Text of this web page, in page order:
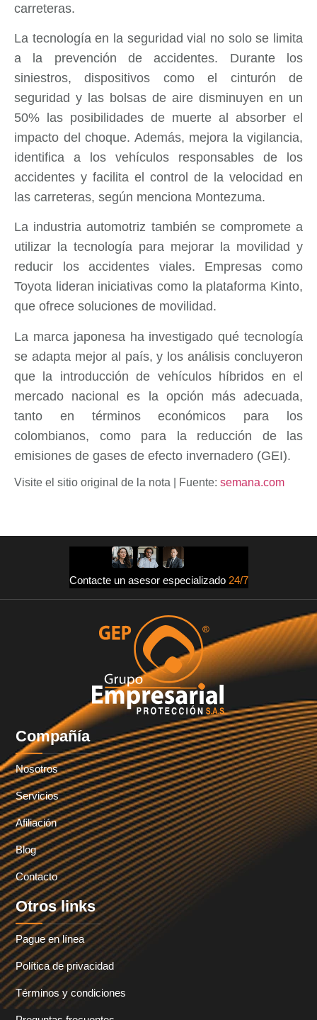
carreteras.
La tecnología en la seguridad vial no solo se limita
a la prevención de accidentes. Durante los
siniestros, dispositivos como el cinturón de
seguridad y las bolsas de aire disminuyen en un
50% las posibilidades de muerte al absorber el
impacto del choque. Además, mejora la vigilancia,
identifica a los vehículos responsables de los
accidentes y facilita el control de la velocidad en
las carreteras, según menciona Montezuma.
La industria automotriz también se compromete a
utilizar la tecnología para mejorar la movilidad y
reducir los accidentes viales. Empresas como
Toyota lideran iniciativas como la plataforma Kinto,
que ofrece soluciones de movilidad.
La marca japonesa ha investigado qué tecnología
se adapta mejor al país, y los análisis concluyeron
que la introducción de vehículos híbridos en el
mercado nacional es la opción más adecuada,
tanto en términos económicos para los
colombianos, como para la reducción de las
emisiones de gases de efecto invernadero (GEI).
Visite el sitio original de la nota | Fuente: semana.com
Contacte un asesor especializado 24/7
Compañía
Nosotros
Servicios
Afiliación
Blog
Contacto
Otros links
Pague en línea
Política de privacidad
Términos y condiciones